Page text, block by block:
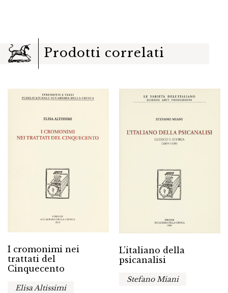
Prodotti correlati
I cromonimi nei
trattati del
Cinquecento
Elisa Altissimi
L’italiano della
psicanalisi
Stefano Miani